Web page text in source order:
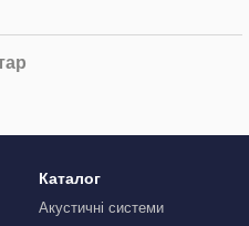
Каталог
Акустичні системи